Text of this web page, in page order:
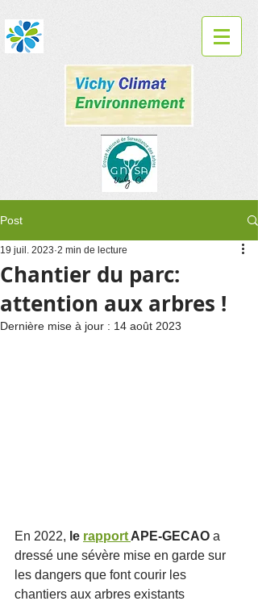
Post
Chantier du parc:
attention aux arbres !
19 juil. 2023 2 min de lecture
Dernière mise à jour : 14 août 2023
En 2022, le rapport APE-GECAO a
dressé une sévère mise en garde sur
les dangers que font courir les
chantiers aux arbres existants